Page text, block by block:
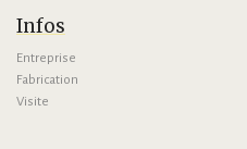
Infos
Entreprise
Fabrication
Visite